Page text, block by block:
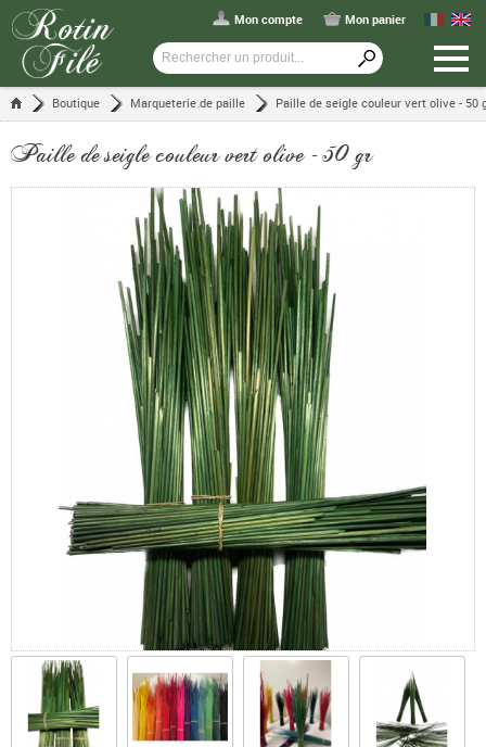
Mon compte Mon panier
Boutique Marqueterie de paille Paille de seigle couleur vert olive - 50
Paille de seigle couleur vert olive - 50 gr